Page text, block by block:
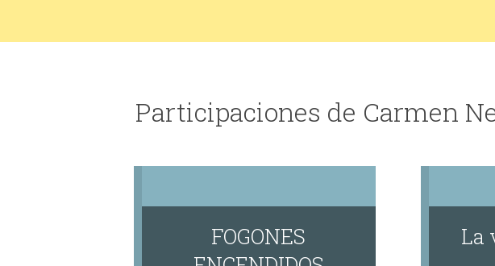
Participaciones de Carmen
FOGONES
La